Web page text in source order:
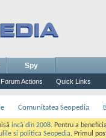
Forum Actions Quick Links
Spy
Comunitatea Seopedia
incă din 2008. Pentru a
si politica Seopedia. Primul